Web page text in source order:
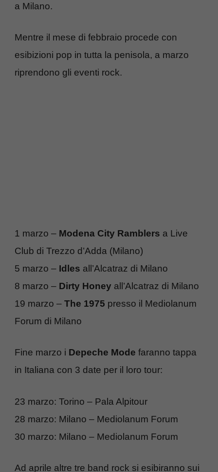
a Milano.
Mentre il mese di febbraio procede con
esibizioni pop in tutta la penisola, a marzo
riprendono gli eventi rock.
1 marzo – Modena City Ramblers a Live
Club di Trezzo d’Adda (Milano)
5 marzo – Idles all’Alcatraz di Milano
8 marzo – Dirty Honey all’Alcatraz di Milano
19 marzo – The 1975 presso il Mediolanum
Forum di Milano
Fine marzo i Depeche Mode faranno tappa
in Italiana con 3 date per il loro tour:
23 marzo: Torino – Pala Alpitour
28 marzo: Milano – Mediolanum Forum
30 marzo: Milano – Mediolanum Forum
Ad aprile altre tre band rock si esibiranno sui